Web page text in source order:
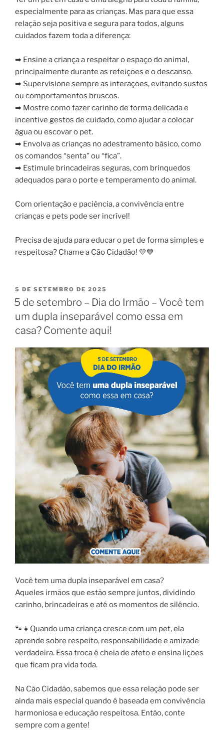
especialmente para as crianças. Mas para que essa
relação seja positiva e segura para todos, alguns
cuidados fazem toda a diferença:
➡ Ensine a criança a respeitar o espaço do animal,
principalmente durante as refeições e o descanso.
➡ Supervisione sempre as interações, evitando sustos
ou comportamentos bruscos.
➡ Mostre como fazer carinho de forma delicada e
incentive gestos de cuidado, como ajudar a colocar
água ou escovar o pet.
➡ Envolva as crianças no adestramento básico, como
os comandos “senta” ou “fica”.
➡ Estimule brincadeiras seguras, com brinquedos
adequados para o porte e temperamento do animal.
Com orientação e paciência, a convivência entre
crianças e pets pode ser incrível!
Precisa de ajuda para educar o pet de forma simples e
respeitosa? Chame a Cão Cidadão! 💛💙
5 DE SETEMBRO DE 2025
5 de setembro – Dia do Irmão – Você tem
um dupla inseparável como essa em
casa? Comente aqui!
Você tem uma dupla inseparável em casa?
Aqueles irmãos que estão sempre juntos, dividindo
carinho, brincadeiras e até os momentos de silêncio.
🐾👧Quando uma criança cresce com um pet, ela
aprende sobre respeito, responsabilidade e amizade
verdadeira. Essa troca é cheia de afeto e ensina lições
que ficam pra vida toda.
Na Cão Cidadão, sabemos que essa relação pode ser
ainda mais especial quando é baseada em convivência
harmoniosa e educação respeitosa. Então, conte
sempre com a gente!